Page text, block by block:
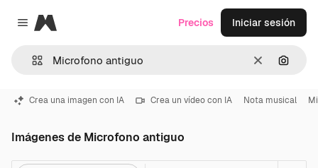
Close menu
Magnific
Borrar
Precios Iniciar sesión
Crea una imagen con IA Crea un vídeo con IA Nota musical
Imágenes de Microfono antiguo